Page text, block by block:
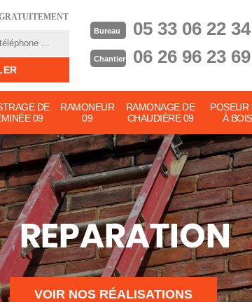
Bureau 05 33 06 22 34
Chantier 06 26 96 23 69
DE
09
RAMONEUR
09
RAMONAGE DE
CHAUDIÈRE 09
POSEUR
À
VOIR NOS RÉALISATIONS